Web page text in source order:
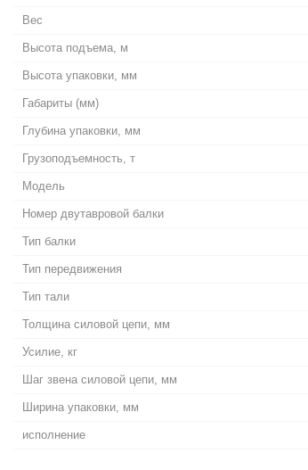
Вес
Высота подъема, м
Высота упаковки, мм
Габариты (мм)
Глубина упаковки, мм
Грузоподъемность, т
Модель
Номер двутавровой балки
Тип балки
Тип передвижения
Тип тали
Толщина силовой цепи, мм
Усилие, кг
Шаг звена силовой цепи, мм
Ширина упаковки, мм
исполнение